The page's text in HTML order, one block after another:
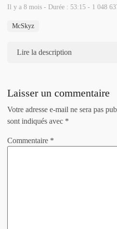
Il y a 8 mois - Durée : 53:15 - 1 048
McSkyz
Lire la description
Laisser un commentaire
Votre adresse e-mail ne sera pas
sont indiqués avec *
Commentaire *